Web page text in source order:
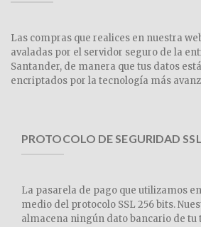
Las compras que realices en nuestra
avaladas por el servidor seguro de la
Santander, de manera que tus datos
encriptados por la tecnología más
PROTOCOLO DE SEGURIDAD SSL
La pasarela de pago que utilizamos
medio del protocolo SSL 256 bits.
almacena ningún dato bancario de tu